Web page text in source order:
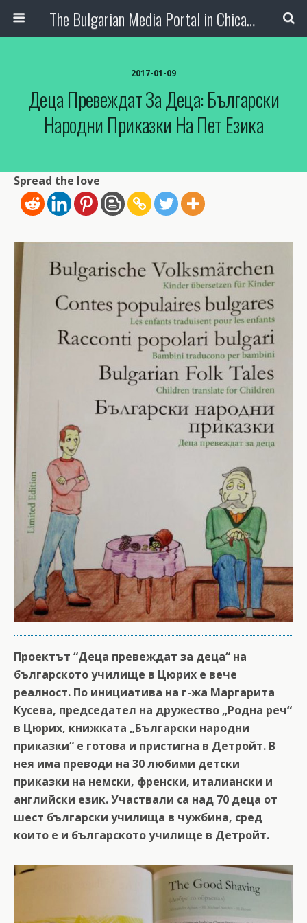
The Bulgarian Media Portal in Chicago
2017-01-09
Деца Превеждат За Деца: Български
Народни Приказки На Пет Езика
Spread the love
Проектът “Деца превеждат за деца“ на
българското училище в Цюрих е вече
реалност. По инициатива на г-жа Маргарита
Кусева, председател на дружество „Родна реч“
в Цюрих, книжката „Български народни
приказки“ е готова и пристигна в Детройт. В
нея има преводи на 30 любими детски
приказки на немски, френски, италиански и
английски език. Участвали са над 70 деца от
шест български училища в чужбина, сред
които е и българското училище в Детройт.